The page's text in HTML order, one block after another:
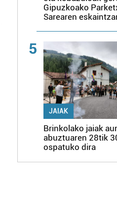
Gipuzkoako
Sarearen
5
JAIAK
Brinkolako jaiak
abuztuaren 28tik
ospatuko dira